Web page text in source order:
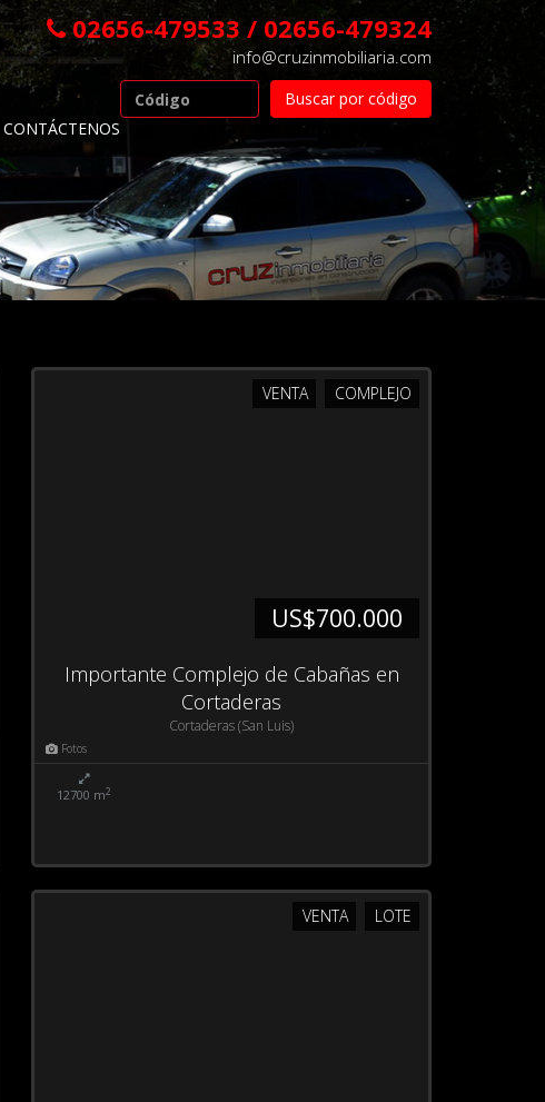
02656-479533 / 02656-479324
info@cruzinmobiliaria.com
CONTÁCTENOS
COMPLEJO
VENTA
US$700.000
Importante Complejo de Cabañas en
Cortaderas
Cortaderas (San Luis)
Fotos
12700 m2
LOTE
VENTA